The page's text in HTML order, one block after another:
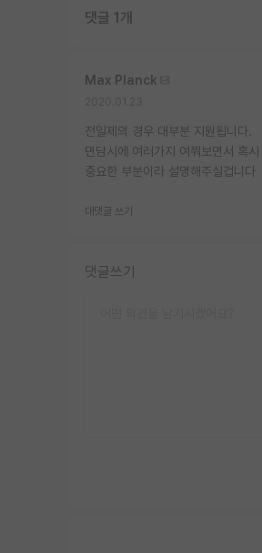
댓글 1개
Max Planck
전일제의 경우 대부분 지원됩니다.
면담시에 여러가지 여쭤보면서 혹
중요한 부분이라 설명해주실겁니다
대댓글 쓰기
댓글쓰기